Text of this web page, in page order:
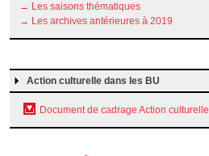
→ Les saisons thématiques
→ Les archives antérieures à 2019
Action culturelle dans les BU
Document de cadrage Action culturelle